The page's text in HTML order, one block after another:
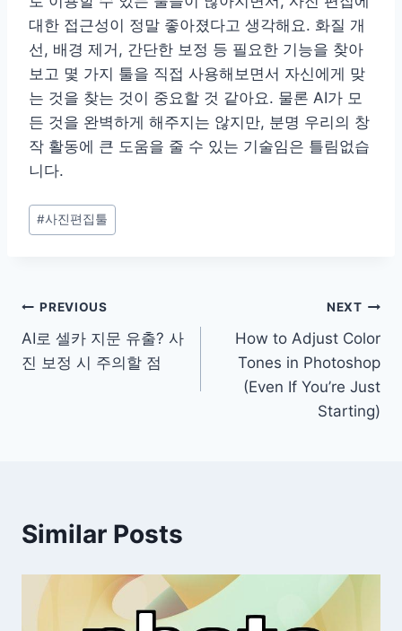
대한 접근성이 정말 좋아졌다고 생각해요. 화질 개
선, 배경 제거, 간단한 보정 등 필요한 기능을 찾아
보고 몇 가지 툴을 직접 사용해보면서 자신에게 맞
는 것을 찾는 것이 중요할 것 같아요. 물론 AI가 모
든 것을 완벽하게 해주지는 않지만, 분명 우리의 창
작 활동에 큰 도움을 줄 수 있는 기술임은 틀림없습
니다.
Post
Tags:
#사진편집툴
Post
navigation
PREVIOUS
AI로 셀카 지문 유출? 사
진 보정 시 주의할 점
NEXT
How to Adjust Color
Tones in Photoshop
(Even If You’re Just
Starting)
Similar Posts